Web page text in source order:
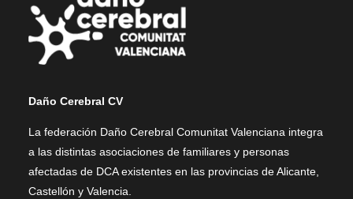
Daño Cerebral CV
La federación Daño Cerebral Comunitat Valenciana integra
a las distintas asociaciones de familiares y personas
afectadas de DCA existentes en las provincias de Alicante,
Castellón y Valencia.